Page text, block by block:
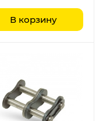
В корзину